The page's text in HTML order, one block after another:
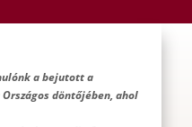
a bejutott a
döntőjében, ahol